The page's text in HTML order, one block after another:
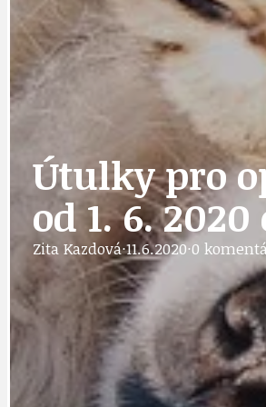
DOPRAVA
GRANTY A DOTACE
HODKOVSKÁ ULICE
IDEAL LUX
PRAHA UDRŽITELNÁ
OBČANSKÁ SPOLEČNOST
Útulky pro
od 1. 6.
Zita Kazdová·11.6.2020·0